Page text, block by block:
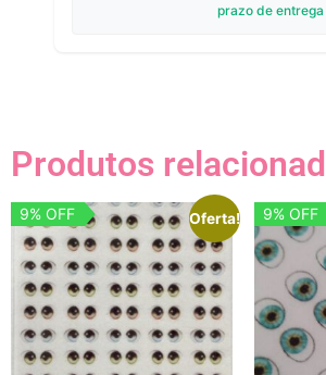
prazo de entrega
Produtos
Oferta!
9% OFF 9% OFF